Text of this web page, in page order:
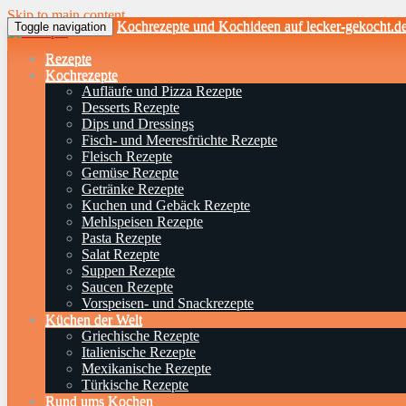
Skip to main content
Toggle navigation Kochrezepte und Kochideen auf lecker-
Rezepte
Kochrezepte
Aufläufe und Pizza Rezepte
Desserts Rezepte
Dips und Dressings
Fisch- und Meeresfrüchte Rezepte
Fleisch Rezepte
Gemüse Rezepte
Getränke Rezepte
Kuchen und Gebäck Rezepte
Mehlspeisen Rezepte
Pasta Rezepte
Salat Rezepte
Suppen Rezepte
Saucen Rezepte
Vorspeisen- und Snackrezepte
Küchen der Welt
Griechische Rezepte
Italienische Rezepte
Mexikanische Rezepte
Türkische Rezepte
Rund ums Kochen